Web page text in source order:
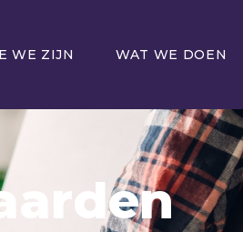
WE ZIJN WAT WE DOEN